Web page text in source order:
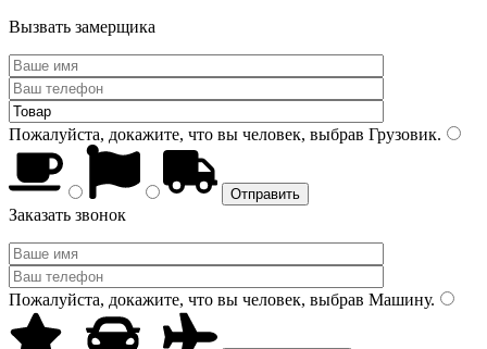
Вызвать замерщика
Пожалуйста, докажите, что вы человек, выбрав Грузовик.
Заказать звонок
Пожалуйста, докажите, что вы человек, выбрав Машину.